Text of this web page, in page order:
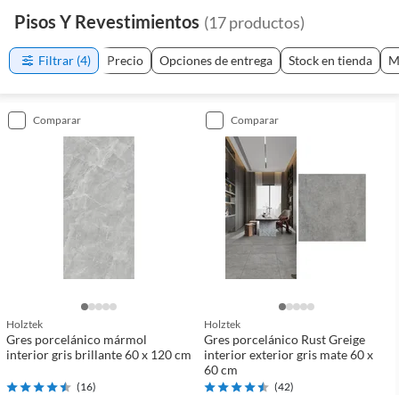
Pisos Y Revestimientos (17productos)
Filtrar (4) Precio Opciones de entrega Stock en tienda
comparar
Holztek
Gres porcelánico mármol
interior gris brillante 60 x 120 cm
(16)
comparar
Holztek
Gres porcelánico Rust Greige
interior exterior gris mate 60 x
60 cm
(42)